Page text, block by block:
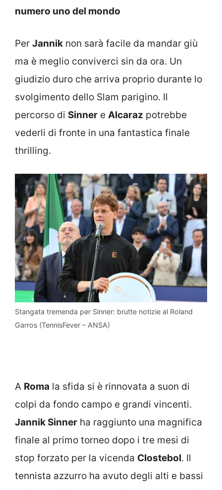
numero uno del mondo
Per Jannik non sarà facile da mandar giù
ma è meglio conviverci sin da ora. Un
giudizio duro che arriva proprio durante lo
svolgimento dello Slam parigino. Il
percorso di Sinner e Alcaraz potrebbe
vederli di fronte in una fantastica finale
thrilling.
Stangata tremenda per Sinner: brutte notizie al Roland
Garros (TennisFever – ANSA)
A Roma la sfida si è rinnovata a suon di
colpi da fondo campo e grandi vincenti.
Jannik Sinner ha raggiunto una magnifica
finale al primo torneo dopo i tre mesi di
stop forzato per la vicenda Clostebol. Il
tennista azzurro ha avuto degli alti e bassi